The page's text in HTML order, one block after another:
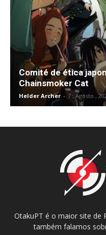
Comité de ética
Chainsmoker Cat
Helder Archer - 7 , Agosto ,
OtakuPT é o maior site de
também falamos